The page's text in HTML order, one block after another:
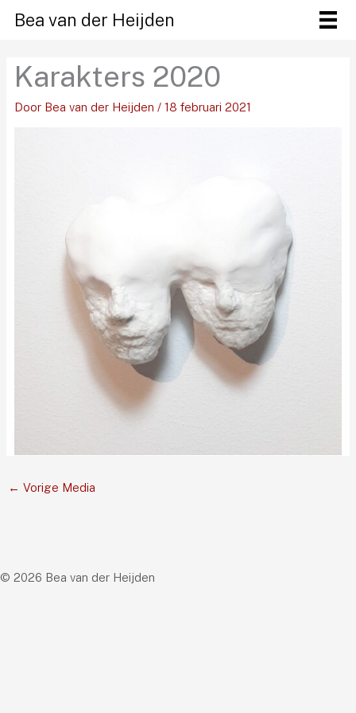
naar
inhoud
Bea van der Heijden
Karakters 2020
Door Bea van der Heijden / 18 februari 2021
← Vorige Media
© 2026 Bea van der Heijden